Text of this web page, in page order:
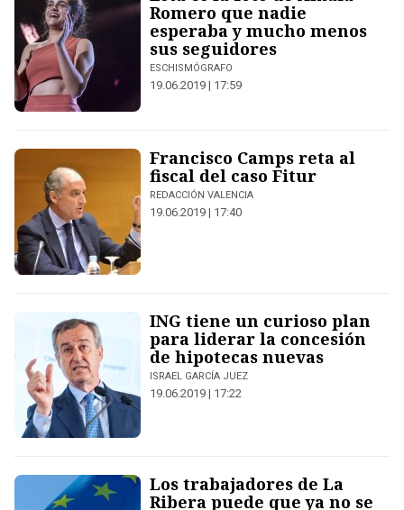
Romero que nadie
esperaba y mucho menos
sus seguidores
ESCHISMÓGRAFO
19.06.2019 | 17:59
Francisco Camps reta al
fiscal del caso Fitur
REDACCIÓN VALENCIA
19.06.2019 | 17:40
ING tiene un curioso plan
para liderar la concesión
de hipotecas nuevas
ISRAEL GARCÍA JUEZ
19.06.2019 | 17:22
Los trabajadores de La
Ribera puede que ya no se